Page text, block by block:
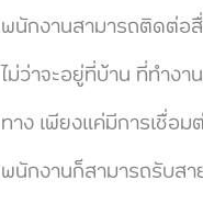
พนักงานสามารถติดต่อ
ไม่ว่าจะอยู่ที่บ้าน ที่ทำงา
ทาง เพียงแค่มีการเชื่อม
พนักงานก็สามารถรับสา